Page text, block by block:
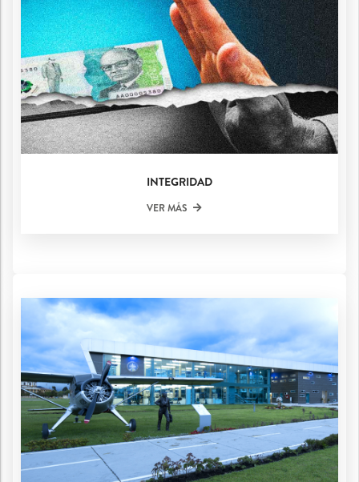
INTEGRIDAD
VER MÁS